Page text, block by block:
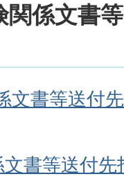
係文書
文書等送付
書等送付先